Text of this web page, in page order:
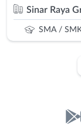
Sinar Raya
SMA /